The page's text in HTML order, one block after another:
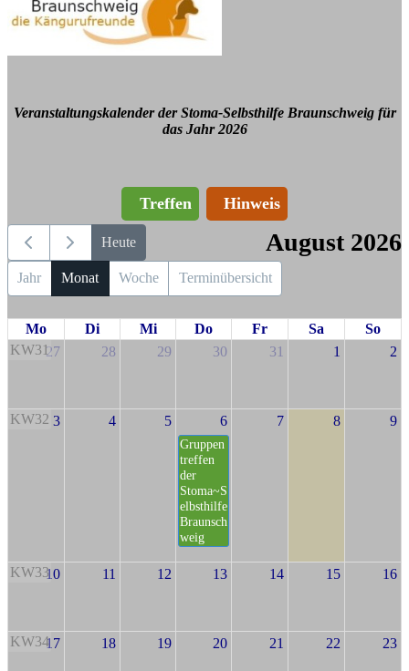
Veranstaltungskalender der Stoma-Selbsthilfe Braunschweig für
das Jahr 2026
Treffen Hinweis
Heute August 2026
Jahr Monat Woche Terminübersicht
Mo Di Mi Do Fr Sa
So
KW3127 28 29 30 31 1 2
KW32 3 4 5 6
Gruppen
treffen
der
Stoma~S
elbsthilfe
Braunsch
weig
7 8 9
KW3310 11 12 13 14 15 16
KW3417 18 19 20 21 22 23